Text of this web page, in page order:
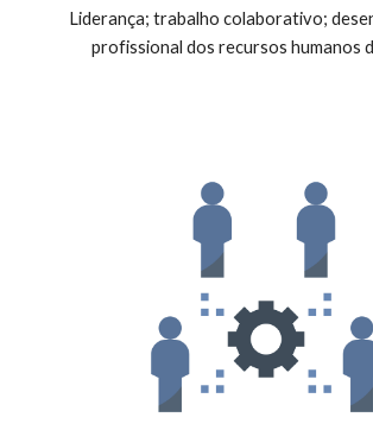
Liderança; trabalho colaborativo;
profissional dos recursos humanos